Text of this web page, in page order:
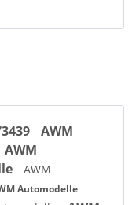
AWM
AWM
AWM
Automodelle